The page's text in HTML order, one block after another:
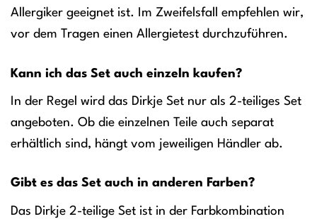
Allergiker geeignet ist. Im Zweifelsfall empfehlen wir,
vor dem Tragen einen Allergietest durchzuführen.
Kann ich das Set auch einzeln kaufen?
In der Regel wird das Dirkje Set nur als 2-teiliges Set
angeboten. Ob die einzelnen Teile auch separat
erhältlich sind, hängt vom jeweiligen Händler ab.
Gibt es das Set auch in anderen Farben?
Das Dirkje 2-teilige Set ist in der Farbkombination